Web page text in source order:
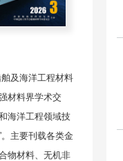
及海洋工程材料
材料界学术交
海洋工程领域技
主要刊载各类金
物材料、无机非